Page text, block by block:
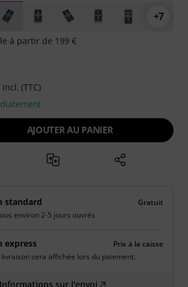
+7
à partir de 199 €
(TTC)
AJOUTER AU PANIER
standard
Gratuit
environ 2-5 jours ouvrés
express
Prix à la caisse
livraison sera affichée lors du paiement.
Informations sur l'envoi